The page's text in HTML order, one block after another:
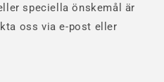
speciella önskemål är
oss via e-post eller